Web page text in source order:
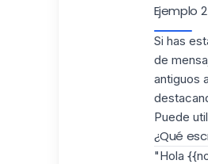
Ejemplo
Si has
de
antiguos
Puede
¿Qué
"Hola